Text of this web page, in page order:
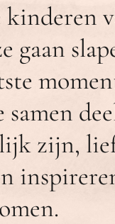
kinderen
gaan
samen
zijn,